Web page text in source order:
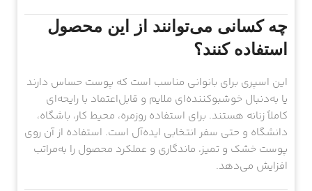
چه کسانی می‌توانند از این محصول
استفاده کنند؟
این اسپری برای بانوانی مناسب است که پوست حساس دارند
یا به‌دنبال خوشبوکننده‌ای ملایم و قابل‌اعتماد با رایحه‌ای
کاملاً زنانه هستند. برای استفاده روزمره، محیط کار، باشگاه،
دانشگاه و حتی سفر انتخابی ایده‌آل است. استفاده از آن روی
پوست خشک و تمیز، ماندگاری و عملکرد محصول را به‌مراتب
افزایش می‌دهد.